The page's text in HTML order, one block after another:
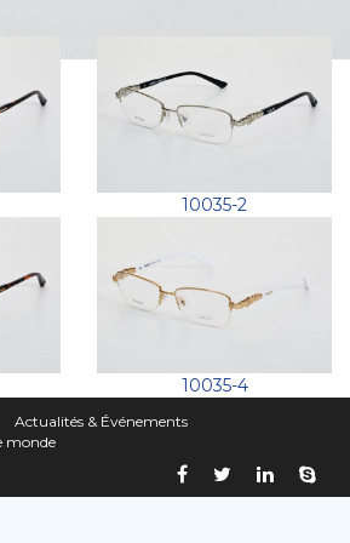
10035-2
10035-4
Actualités & Événements
monde